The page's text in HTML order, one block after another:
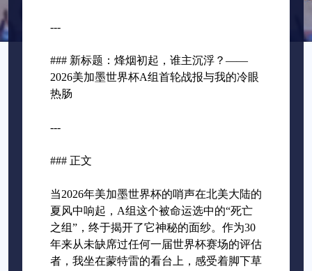
---
### 新标题：烽烟初起，谁主沉浮？——
2026美加墨世界杯A组首轮战报与我的冷眼
热肠
---
### 正文
当2026年美加墨世界杯的哨声在北美大陆的
夏风中响起，A组这个被命运选中的“死亡
之组”，终于揭开了它神秘的面纱。作为30
年来从未缺席过任何一届世界杯赛场的评估
者，我坐在蒙特雷的看台上，感受着脚下草